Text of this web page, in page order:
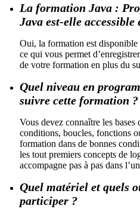
La formation Java :
Java est-elle accessible
Oui, la formation est
ce qui vous permet
de votre formation en plus du
Quel niveau en
suivre cette formation ?
Vous devez connaître les
conditions, boucles, fonctions
formation dans de bonnes
les tout premiers concepts de
accompagne pas à pas dans
Quel matériel et quels
participer ?